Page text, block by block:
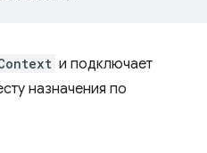
и подключает
назначения по